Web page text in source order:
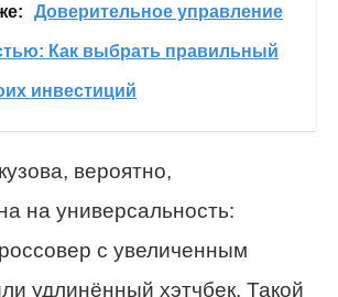
Доверительное управление
Как выбрать правильный
инвестиций
вероятно,
на универсальность:
с увеличенным
удлинённый хэтчбек. Такой